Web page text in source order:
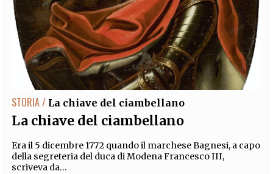
STORIA / La chiave del ciambellano
La chiave del ciambellano
Era il 5 dicembre 1772 quando il marchese Bagnesi, a capo
della segreteria del duca di Modena Francesco III,
scriveva da...